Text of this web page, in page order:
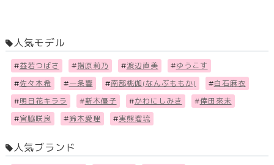
人気モデル
#益若つばさ #指原莉乃 #渡辺直美 #ゆうこす
#佐々木希 #一条響 #南部桃伽(なんぶももか) #白石麻衣
#明日花キララ #新木優子 #かわにしみき #倖田來未
#宮脇咲良 #鈴木愛理 #実熊瑠琉
人気ブランド